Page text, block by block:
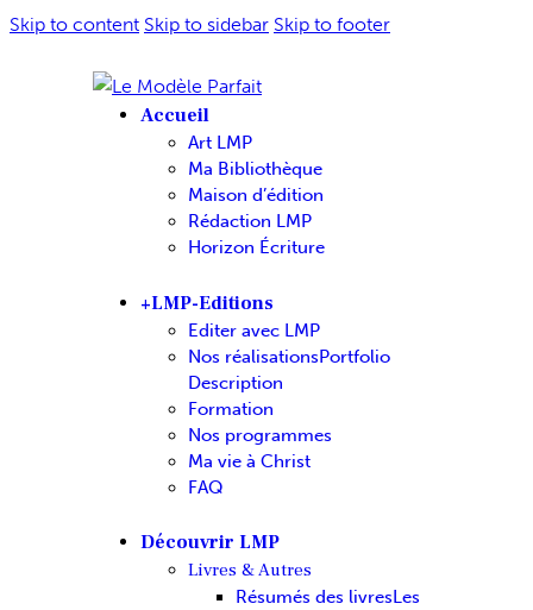
Skip to content Skip to sidebar Skip to footer
Accueil
Art LMP
Ma Bibliothèque
Maison d’édition
Rédaction LMP
Horizon Écriture
+LMP-Editions
Editer avec LMP
Nos réalisationsPortfolio
Description
Formation
Nos programmes
Ma vie à Christ
FAQ
Découvrir LMP
Livres & Autres
Résumés des livresLes